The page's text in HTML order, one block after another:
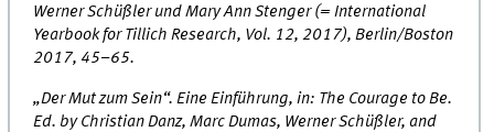
Werner Schüßler und Mary Ann Stenger (= International
Yearbook for Tillich Research, Vol. 12, 2017), Berlin/Boston
2017, 45–65.
„Der Mut zum Sein“. Eine Einführung, in: The Courage to Be.
Ed. by Christian Danz, Marc Dumas, Werner Schüßler, and